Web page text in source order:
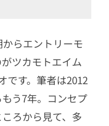
らエントリーモ
ツカモトエイム
です。筆者は2012
う7年。コンセプ
ろから見て、多